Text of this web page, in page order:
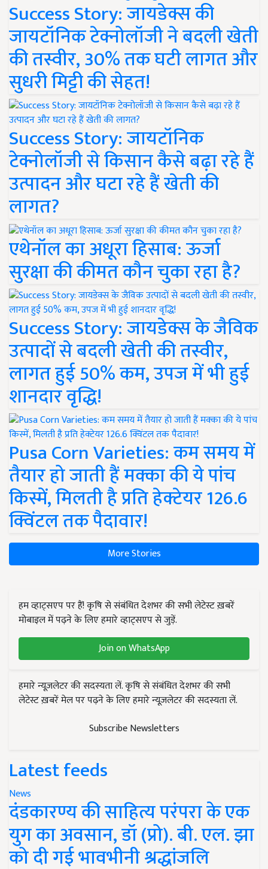
Success Story: जायडेक्स की
जायटॉनिक टेक्नोलॉजी ने बदली खेती
की तस्वीर, 30% तक घटी लागत और
सुधरी मिट्टी की सेहत!
Success Story: जायटॉनिक
टेक्नोलॉजी से किसान कैसे बढ़ा रहे हैं
उत्पादन और घटा रहे हैं खेती की
लागत?
एथेनॉल का अधूरा हिसाब: ऊर्जा
सुरक्षा की कीमत कौन चुका रहा है?
Success Story: जायडेक्स के जैविक
उत्पादों से बदली खेती की तस्वीर,
लागत हुई 50% कम, उपज में भी हुई
शानदार वृद्धि!
Pusa Corn Varieties: कम समय में
तैयार हो जाती हैं मक्का की ये पांच
किस्में, मिलती है प्रति हेक्टेयर 126.6
क्विंटल तक पैदावार!
More Stories
हम व्हाट्सएप पर हैं! कृषि से संबंधित देशभर की सभी लेटेस्ट ख़बरें
मोबाइल में पढ़ने के लिए हमारे व्हाट्सएप से जुड़ें.
Join on WhatsApp
हमारे न्यूज़लेटर की सदस्यता लें. कृषि से संबंधित देशभर की सभी
लेटेस्ट ख़बरें मेल पर पढ़ने के लिए हमारे न्यूज़लेटर की सदस्यता लें.
Subscribe Newsletters
Latest feeds
News
दंडकारण्य की साहित्य परंपरा के एक
युग का अवसान, डॉ (प्रो). बी. एल. झा
को दी गई भावभीनी श्रद्धांजलि